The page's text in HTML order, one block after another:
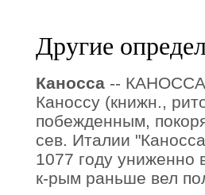
Другие
Каносса -- КАНОССА
Каноссу (книжн.,
побежденным,
сев. Италии
1077 году униженно
к-рым раньше вел